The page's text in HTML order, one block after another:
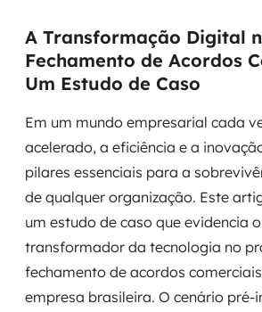
Data Analytics
Engenharia de dados
Data Platforms
Business Intelligence
Data Lakes & Warehouses
Governança de dados
Modernização de aplicações
A Transformação Digital
Fechamento de Acordos
Um Estudo de Caso
Em um mundo empresarial cada
acelerado, a eficiência e a
pilares essenciais para a
de qualquer organização. Este
um estudo de caso que evidencia
transformador da tecnologia no
fechamento de acordos
empresa brasileira. O cenário pré-